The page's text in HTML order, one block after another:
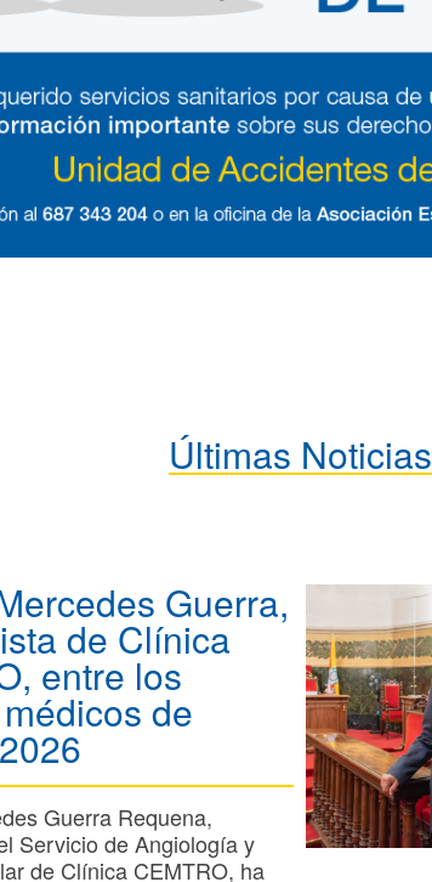
Últimas Noticias
Guerra,
de Clínica
entre los
de
Guerra Requena,
Servicio de Angiología y
de Clínica CEMTRO, ha